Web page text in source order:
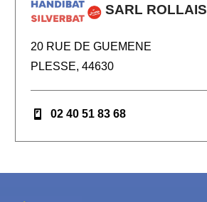
SARL ROLLAIS
20 RUE DE GUEMENE
PLESSE, 44630
02 40 51 83 68